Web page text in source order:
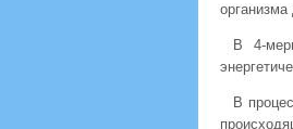
В 4-
В